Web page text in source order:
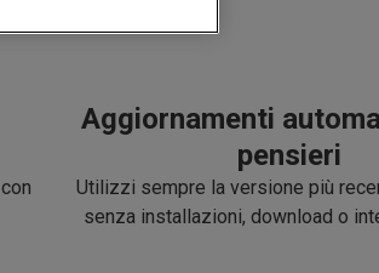
Aggiornamenti
pensieri
Utilizzi sempre la versione più
senza installazioni, download o